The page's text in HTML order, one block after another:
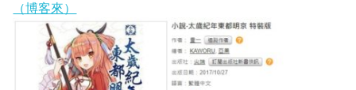
（博客來）